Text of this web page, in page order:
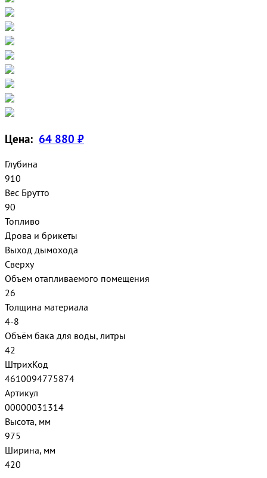
Цена: 64 880 ₽
Глубина
910
Вес Брутто
90
Топливо
Дрова и брикеты
Выход дымохода
Сверху
Объем отапливаемого помещения
26
Толщина материала
4-8
Объём бака для воды, литры
42
ШтрихКод
4610094775874
Артикул
00000031314
Высота, мм
975
Ширина, мм
420